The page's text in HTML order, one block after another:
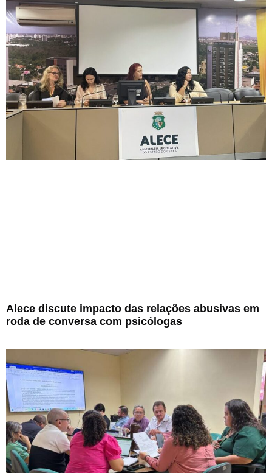
Alece discute impacto das relações abusivas em
roda de conversa com psicólogas